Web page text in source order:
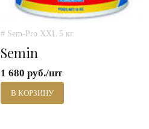
# Sem-Pro XXL 5 кг.
Semin
1 680 руб./шт
В КОРЗИНУ